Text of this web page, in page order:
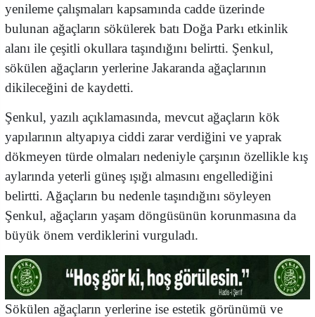
yenileme çalışmaları kapsamında cadde üzerinde
bulunan ağaçların sökülerek batı Doğa Parkı etkinlik
alanı ile çeşitli okullara taşındığını belirtti. Şenkul,
sökülen ağaçların yerlerine Jakaranda ağaçlarının
dikileceğini de kaydetti.
Şenkul, yazılı açıklamasında, mevcut ağaçların kök
yapılarının altyapıya ciddi zarar verdiğini ve yaprak
dökmeyen türde olmaları nedeniyle çarşının özellikle kış
aylarında yeterli güneş ışığı almasını engellediğini
belirtti. Ağaçların bu nedenle taşındığını söyleyen
Şenkul, ağaçların yaşam döngüsünün korunmasına da
büyük önem verdiklerini vurguladı.
Sökülen ağaçların yerlerine ise estetik görünümü ve